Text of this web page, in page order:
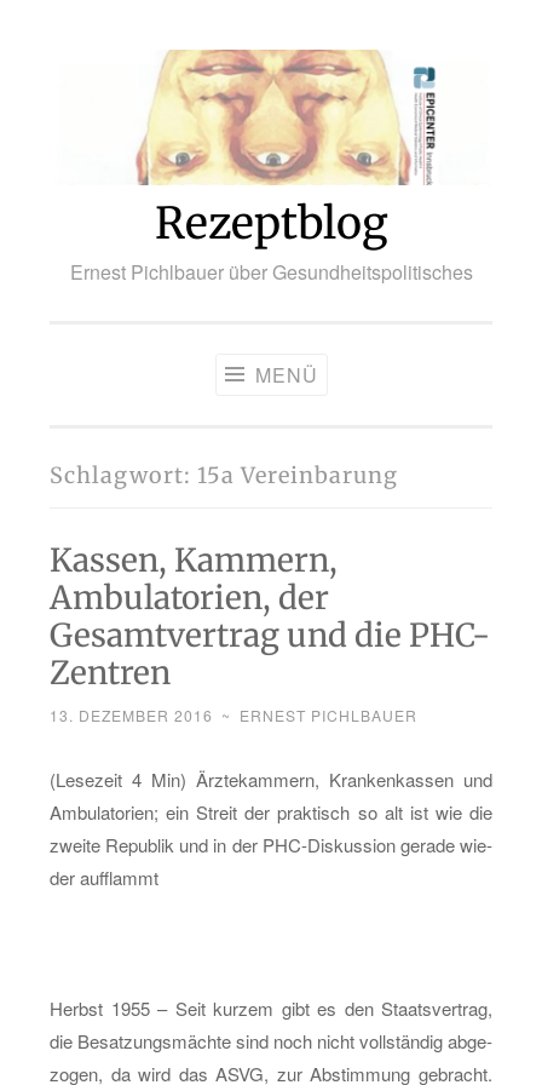
Rezeptblog
Ernest Pichlbauer über Gesundheitspolitisches
MENÜ
Schlagwort: 15a Vereinbarung
Kassen, Kammern,
Ambulatorien, der
Gesamtvertrag und die PHC-
Zentren
13. DEZEMBER 2016 ~ ERNEST PICHLBAUER
(Le­se­zeit 4 Min) Ärz­te­kam­mern, Kran­ken­kas­sen und
Am­bu­la­to­ri­en; ein Streit der prak­tisch so alt ist wie die
zwei­te Re­pu­blik und in der PHC-Dis­kus­si­on ge­ra­de wie­
der auf­flammt
Herbst 1955 – Seit kur­zem gibt es den Staats­ver­trag,
die Be­sat­zungs­mäch­te sind noch nicht voll­stän­dig ab­ge­
zo­gen, da wird das ASVG, zur Ab­stim­mung ge­bracht.